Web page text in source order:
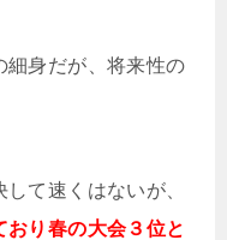
細身だが、将来性の
て速くはないが、
り春の大会３位と